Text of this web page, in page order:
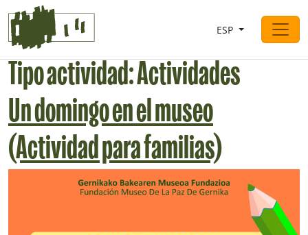
Saltar al contingut
Navegación principal
ESP
Tipo actividad:Actividades
Un domingo en el museo
(Actividad para familias)